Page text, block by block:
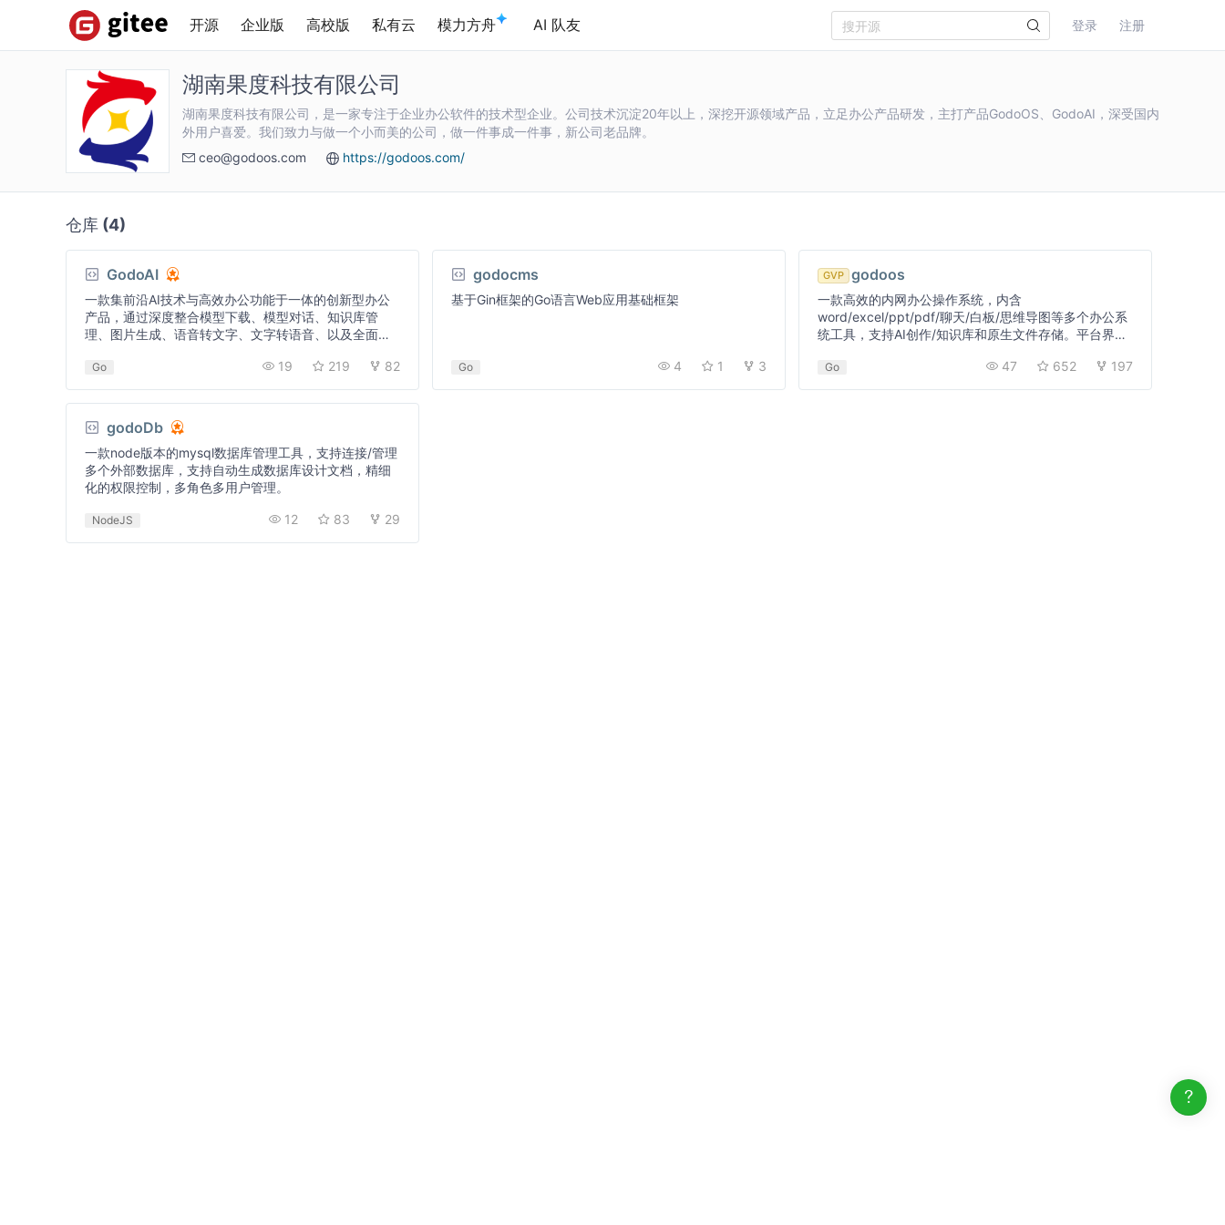
开源 企业版 高校版 私有云 模力方舟 AI 队友 登录 注册
湖南果度科技有限公司
湖南果度科技有限公司，是一家专注于企业办公软件的技术型企业。公司技术沉淀20年以上，深挖开源领域产品，立足办公产品研发，主打产品GodoOS、GodoAI，深受国内
外用户喜爱。我们致力与做一个小而美的公司，做一件事成一件事，新公司老品牌。
ceo@godoos.com
https://godoos.com/
仓库 (4)
GodoAI
一款集前沿AI技术与高效办公功能于一体的创新型办公
产品，通过深度整合模型下载、模型对话、知识库管
理、图片生成、语音转文字、文字转语音、以及全面的
一位用户都能享受到智能化带来的便捷与高效。 💝良心
产...
Go 19 219 82
godocms
基于Gin框架的Go语言Web应用基础框架
Go 4 1 3
GVP godoos
一款高效的内网办公操作系统，内含
word/excel/ppt/pdf/聊天/白板/思维导图等多个办公系
统工具，支持AI创作/知识库和原生文件存储。平台界面
高性能运行。无需注册即可自动连接内网用户，...
Go 47 652 197
godoDb
一款node版本的mysql数据库管理工具，支持连接/管理
多个外部数据库，支持自动生成数据库设计文档，精细
化的权限控制，多角色多用户管理。
NodeJS 12 83 29